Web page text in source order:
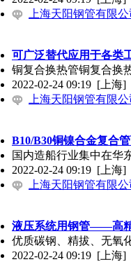
上海天阳钢管有限
可广泛替代应用于各类
铜复合换热管铜复合换
2022-02-24 09:19 [上海]
上海天阳钢管有限
B10/B30铜镍合金复合
国内造船行业集中在华
2022-02-24 09:19 [上海]
上海天阳钢管有限
液压系统用钢管——高
优质碳钢、精拔、无氧
2022-02-24 09:19 [上海]